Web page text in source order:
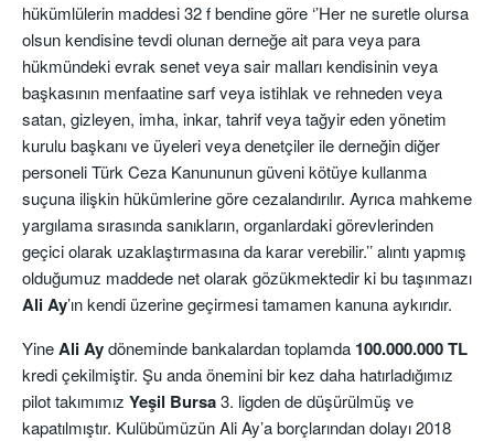
hükümlülerin maddesi 32 f bendine göre ‘’Her ne suretle olursa
olsun kendisine tevdi olunan derneğe ait para veya para
hükmündeki evrak senet veya sair malları kendisinin veya
başkasının menfaatine sarf veya istihlak ve rehneden veya
satan, gizleyen, imha, inkar, tahrif veya tağyir eden yönetim
kurulu başkanı ve üyeleri veya denetçiler ile derneğin diğer
personeli Türk Ceza Kanununun güveni kötüye kullanma
suçuna ilişkin hükümlerine göre cezalandırılır. Ayrıca mahkeme
yargılama sırasında sanıkların, organlardaki görevlerinden
geçici olarak uzaklaştırmasına da karar verebilir.’’ alıntı yapmış
olduğumuz maddede net olarak gözükmektedir ki bu taşınmazı
Ali Ay’ın kendi üzerine geçirmesi tamamen kanuna aykırıdır.
YineAli Aydöneminde bankalardan toplamda 100.000.000 TL
kredi çekilmiştir. Şu anda önemini bir kez daha hatırladığımız
pilot takımımız Yeşil Bursa3. ligden de düşürülmüş ve
kapatılmıştır. Kulübümüzün Ali Ay’a borçlarından dolayı 2018